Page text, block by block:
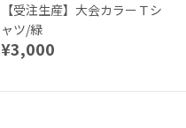
【受注生産】大会カラーＴシ
ャツ/緑
¥3,000